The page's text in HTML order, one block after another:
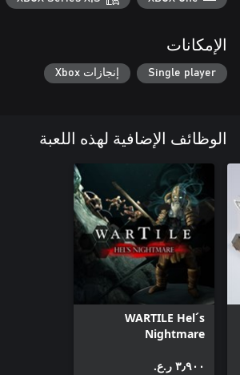
الإمكانات
Single player إنجازات Xbox
الوظائف الإضافية لهذه اللعبة
WARTILE Hel´s
Nightmare
٣٫٩٠٠ ر.ع.‏